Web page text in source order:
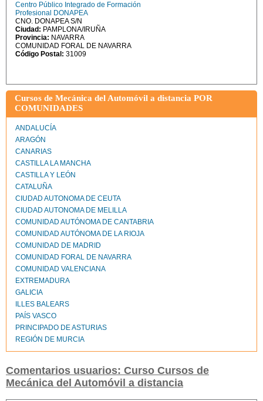
Centro Público Integrado de Formación
Profesional DONAPEA
CNO. DONAPEA S/N
Ciudad: PAMPLONA/IRUÑA
Provincia: NAVARRA
COMUNIDAD FORAL DE NAVARRA
Código Postal: 31009
Cursos de Mecánica del Automóvil a distancia POR
COMUNIDADES
ANDALUCÍA
ARAGÓN
CANARIAS
CASTILLA LA MANCHA
CASTILLA Y LEÓN
CATALUÑA
CIUDAD AUTONOMA DE CEUTA
CIUDAD AUTONOMA DE MELILLA
COMUNIDAD AUTÓNOMA DE CANTABRIA
COMUNIDAD AUTÓNOMA DE LA RIOJA
COMUNIDAD DE MADRID
COMUNIDAD FORAL DE NAVARRA
COMUNIDAD VALENCIANA
EXTREMADURA
GALICIA
ILLES BALEARS
PAÍS VASCO
PRINCIPADO DE ASTURIAS
REGIÓN DE MURCIA
Comentarios usuarios: Curso Cursos de
Mecánica del Automóvil a distancia